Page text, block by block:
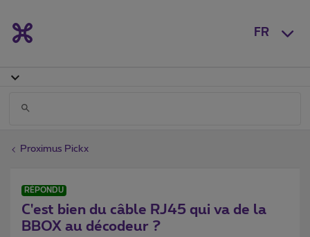
FR
Proximus Pickx
RÉPONDU
C'est bien du câble RJ45 qui va de la
BBOX au décodeur ?